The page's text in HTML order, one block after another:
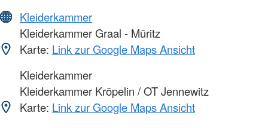
Kleiderkammer
Kleiderkammer Graal - Müritz
Karte: Link zur Google Maps Ansicht
Kleiderkammer
Kleiderkammer Kröpelin / OT Jennewitz
Karte: Link zur Google Maps Ansicht